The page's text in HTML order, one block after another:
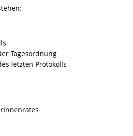
Tagesordnung
letzten Protokolls